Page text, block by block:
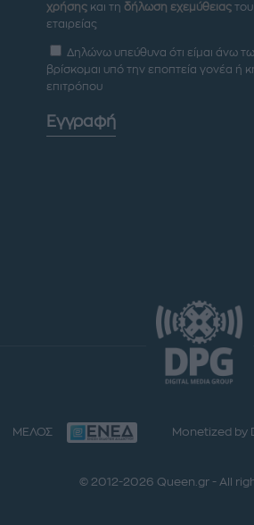
χρήσης και τη δήλωση εχεμύθειας
εταιρείας
Δηλώνω υπεύθυνα ότι είμαι άνω
βρίσκομαι υπό την εποπτεία γονέα ή
επιτρόπου
Εγγραφή
ΜΕΛΟΣ Monetized by
© 2012-2026 Queen.gr - All